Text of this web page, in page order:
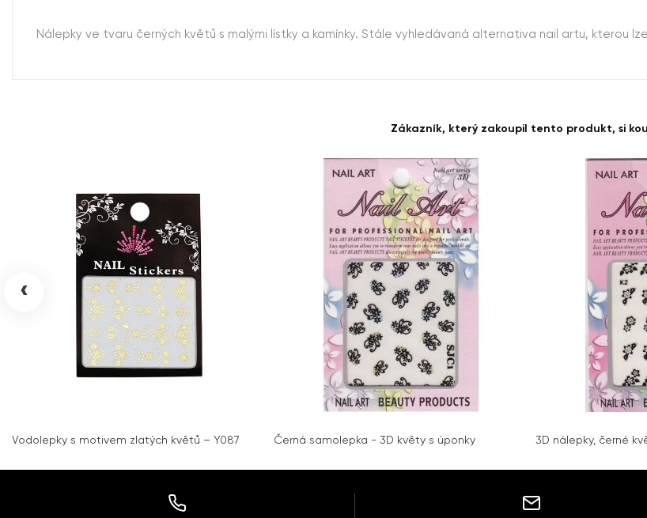
Nálepky ve tvaru černých květů s malými lístky a kamínky. Stále vyhledávaná alternativa nail artu, kterou
Zákazník, který zakoupil tento produkt, si
Vodolepky s motivem zlatých květů – Y087 Černá samolepka - 3D květy s úponky 3D nálepky, černé
‹